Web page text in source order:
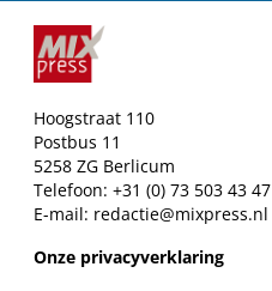
Hoogstraat 110
Postbus 11
5258 ZG Berlicum
Telefoon: +31 (0) 73 503 43 47
E-mail: redactie@mixpress.nl
Onze privacyverklaring